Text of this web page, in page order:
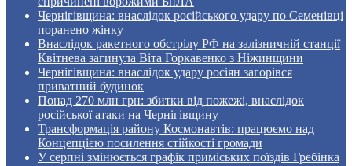
Чернігівщина: внаслідок російського удару по Семенівці
поранено жінку
Внаслідок ракетного обстрілу РФ на залізничній станції
Квітнева загинула Віта Горкавенко з Ніжинщини
Чернігівщина: внаслідок удару росіян загорівся
приватний будинок
Понад 270 млн грн: збитки від пожежі, внаслідок
російської атаки на Чернігівщину
Трансформація району Космонавтів: працюємо над
Концепцією посилення стійкості громади
У серпні змінюється графік приміських поїздів Гребінка